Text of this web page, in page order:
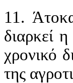
11.
διαρκεί
χρονικό
της